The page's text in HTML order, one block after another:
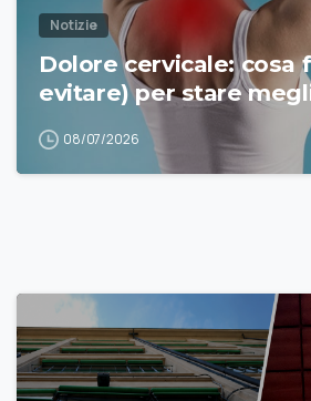
Notizie
Dolore cervicale: cosa
evitare) per stare
08/07/2026